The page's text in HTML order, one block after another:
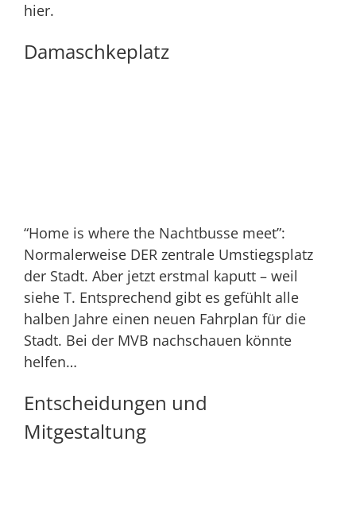
hier.
Damaschkeplatz
“Home is where the Nachtbusse meet”:
Normalerweise DER zentrale Umstiegsplatz
der Stadt. Aber jetzt erstmal kaputt – weil
siehe T. Entsprechend gibt es gefühlt alle
halben Jahre einen neuen Fahrplan für die
Stadt. Bei der MVB nachschauen könnte
helfen…
Entscheidungen und
Mitgestaltung